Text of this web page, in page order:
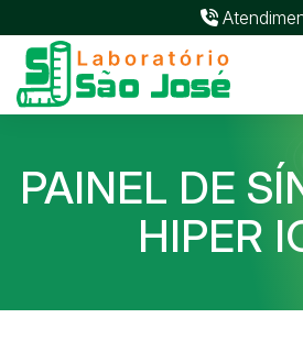
PAINEL DE
HIPER